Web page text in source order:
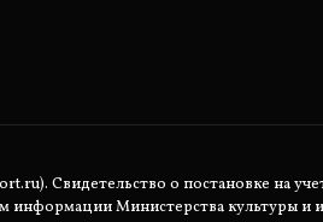
Свидетельство о постановке на
информации Министерства культуры и